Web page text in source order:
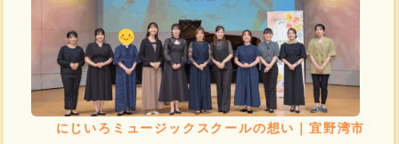
にじいろミュージックスクールの想い｜宜野湾市